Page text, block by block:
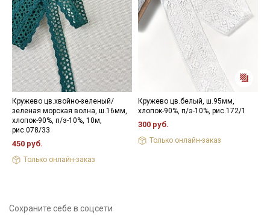
Кружево цв.хвойно-зеленый/
зеленая морская волна, ш.16мм,
хлопок-90%, п/э-10%, 10м,
рис.078/33
450 руб.
Только онлайн-заказ
Кружево цв.белый, ш.95мм,
хлопок-90%, п/э-10%, рис.172/1
300 руб.
Только онлайн-заказ
Сохраните себе в соцсети